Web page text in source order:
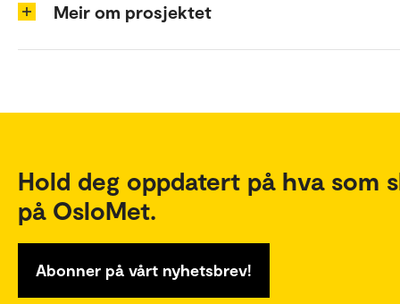
Meir om prosjektet
Hold deg oppdatert på hva som
på OsloMet.
Abonner på vårt nyhetsbrev!